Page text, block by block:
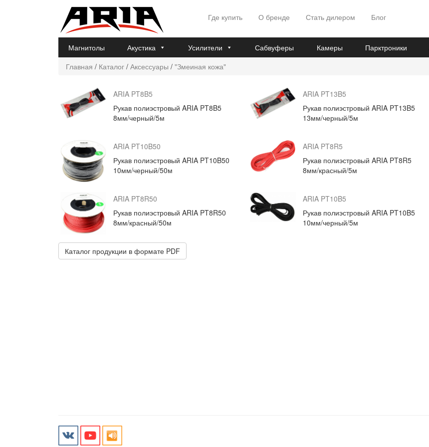
Где купить О бренде Стать дилером Блог
Магнитолы Акустика Усилители Сабвуферы Камеры Парктроники
Главная / Каталог / Аксессуары / "Змеиная кожа"
ARIA PT8B5
Рукав полиэстровый ARIA PT8B5
8мм/черный/5м
ARIA PT13B5
Рукав полиэстровый ARIA PT13B5
13мм/черный/5м
ARIA PT10B50
Рукав полиэстровый ARIA PT10B50
10мм/черный/50м
ARIA PT8R5
Рукав полиэстровый ARIA PT8R5
8мм/красный/5м
ARIA PT8R50
Рукав полиэстровый ARIA PT8R50
8мм/красный/50м
ARIA PT10B5
Рукав полиэстровый ARIA PT10B5
10мм/черный/5м
Каталог продукции в формате PDF